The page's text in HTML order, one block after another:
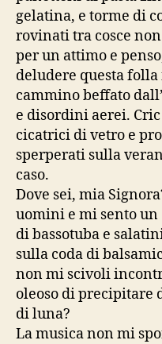
gelatina, e torme di
rovinati tra cosce
per un attimo e
deludere questa
cammino beffato
e disordini aerei.
cicatrici di vetro e
sperperati sulla
caso.
Dove sei, mia
uomini e mi sento un
di bassotuba e
sulla coda di
non mi scivoli
oleoso di precipitare
di luna?
La musica non mi